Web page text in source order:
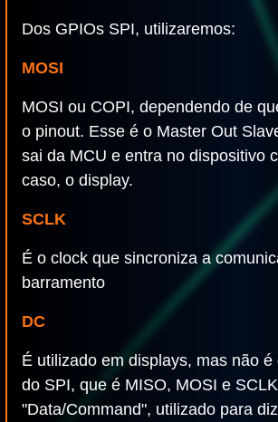
Dos GPIOs SPI, utilizaremos:
MOSI
MOSI ou COPI, dependendo de
o pinout. Esse é o Master Out
sai da MCU e entra no dispositivo
caso, o display.
SCLK
É o clock que sincroniza a
barramento
DC
É utilizado em displays, mas não é
do SPI, que é MISO, MOSI e
"Data/Command", utilizado para